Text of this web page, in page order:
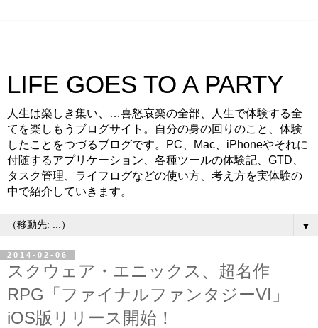
LIFE GOES TO A PARTY
人生は楽しき集い、…喜怒哀楽の全部、人生で体験する全
てを楽しもうブログサイト。自分の身の回りのこと、体験
したことをつづるブログです。PC、Mac、iPhoneやそれに
付随するアプリケーション、各種ツールの体験記、GTD、
タスク管理、ライフログなどの使い方、考え方を実体験の
中で紹介していきます。
▼
2014-02-06
スクウェア・エニックス、超名作
RPG「ファイナルファンタジーVI」
iOS版リリース開始！